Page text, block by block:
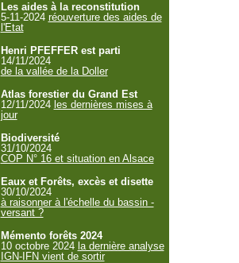
Les aides à la reconstitution
5-11-2024 réouverture des aides de
l'Etat
Henri PFEFFER est parti
14/11/2024
de la vallée de la Doller
Atlas forestier du Grand Est
12/11/2024 les dernières mises à
jour
Biodiversité
31/10/2024
COP N° 16 et situation en Alsace
Eaux et Forêts, excès et disette
30/10/2024
à raisonner à l'échelle du bassin -
versant ?
Mémento forêts 2024
10 octobre 2024 la dernière analyse
IGN-IFN vient de sortir